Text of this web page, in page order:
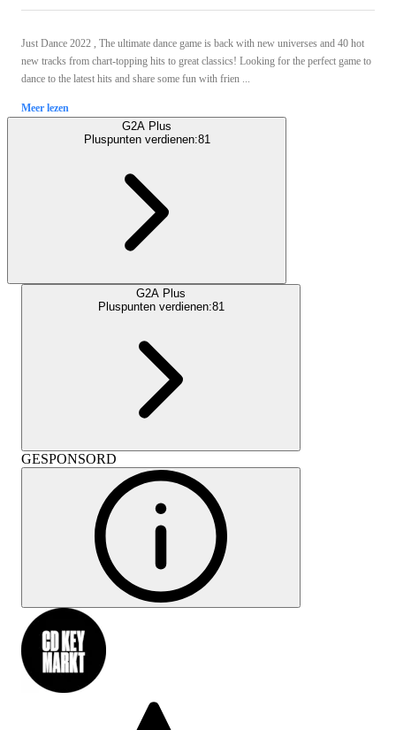
Just Dance 2022 , The ultimate dance game is back with new universes and 40 hot
new tracks from chart-topping hits to great classics! Looking for the perfect game to
dance to the latest hits and share some fun with frien ...
Meer lezen
G2A Plus
Pluspunten verdienen:81
G2A Plus
Pluspunten verdienen:81
GESPONSORD